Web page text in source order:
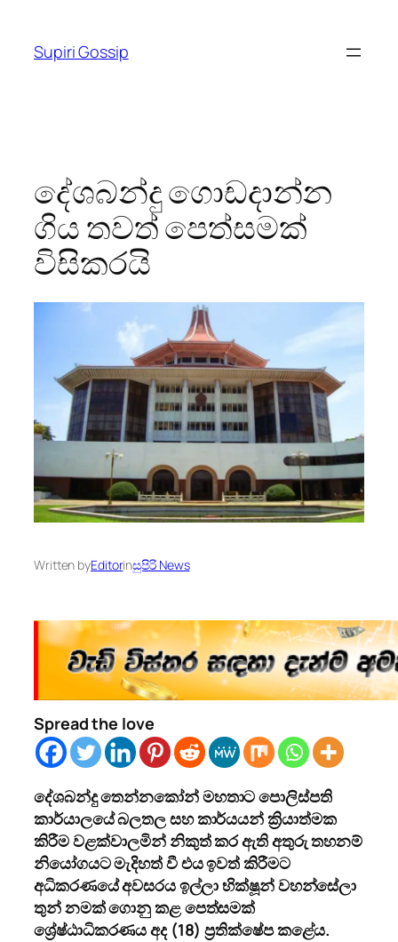
content
Supiri Gossip
දේශබන්දු ගොඩදාන්න
ගිය තවත් පෙත්සමක්
විසිකරයි
Written byEditorinසුපිරි News
Spread the love
දේශබන්දු තෙන්නකෝන් මහතාට පොලිස්පති
කාර්යාලයේ බලතල සහ කාර්යයන් ක්‍රියාත්මක
කිරීම වළක්වාලමින් නිකුත් කර ඇති අතුරු තහනම්
නියෝගයට මැදිහත් වී එය ඉවත් කිරීමට
අධිකරණයේ අවසරය ඉල්ලා භික්ෂූන් වහන්සේලා
තුන් නමක් ගොනු කළ පෙත්සමක්
ශ්‍රේෂ්ඨාධිකරණය අද (18) ප්‍රතික්ෂේප කළේය.